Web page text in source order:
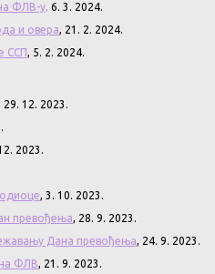
ФЛВ-у, 6. 3. 2024.
и овера, 21. 2. 2024.
ССП, 5. 2. 2024.
29. 12. 2023.
2023.
, 3. 10. 2023.
превођења, 28. 9. 2023.
Дана превођења, 24. 9. 2023.
ФЛВ, 21. 9. 2023.